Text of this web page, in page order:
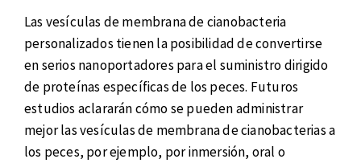
Las vesículas de membrana de cianobacteria
personalizados tienen la posibilidad de convertirse
en serios nanoportadores para el suministro dirigido
de proteínas específicas de los peces. Futuros
estudios aclararán cómo se pueden administrar
mejor las vesículas de membrana de cianobacterias a
los peces, por ejemplo, por inmersión, oral o